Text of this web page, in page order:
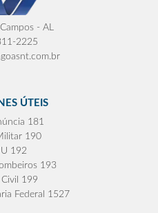
- AL
2225
ÚTEIS
181
190
192
193
199
Federal 1527